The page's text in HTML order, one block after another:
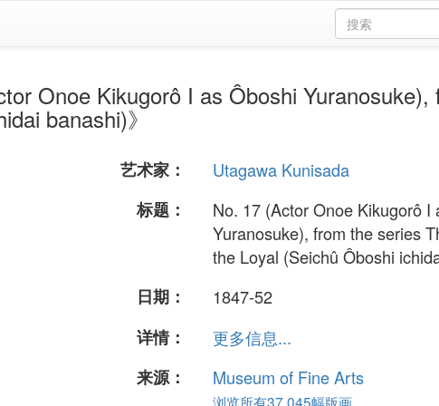
Onoe Kikugorô I as Ôboshi Yuranosuke),
banashi)》
艺术家：
Utagawa Kunisada
标题：
No. 17 (Actor Onoe Kikugorô I
Yuranosuke), from the series
the Loyal (Seichû Ôboshi
日期：
1847-52
详情：
更多信息...
来源：
Museum of Fine Arts
浏览所有37,045幅版画...